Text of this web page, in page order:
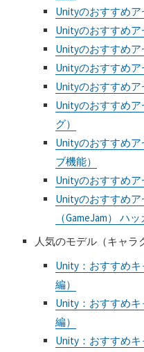
Unityのおすすめア
Unityのおすすめア
Unityのおすすめア
Unityのおすすめア
Unityのおすすめア
Unityのおすすめ
グ）
Unityのおすすめ
ブ機能）
Unityのおすすめア
Unityのおすすめ
（GameJam） ハ
人気のモデル（キャラ
Unity：おすすめ
編）
Unity：おすすめ
編）
Unity：おすすめ